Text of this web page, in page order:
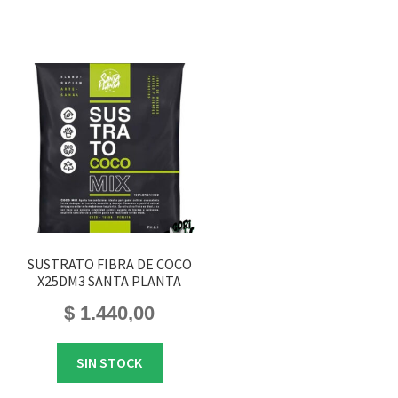
SUSTRATO FIBRA DE COCO
X25DM3 SANTA PLANTA
$ 1.440,00
SIN STOCK